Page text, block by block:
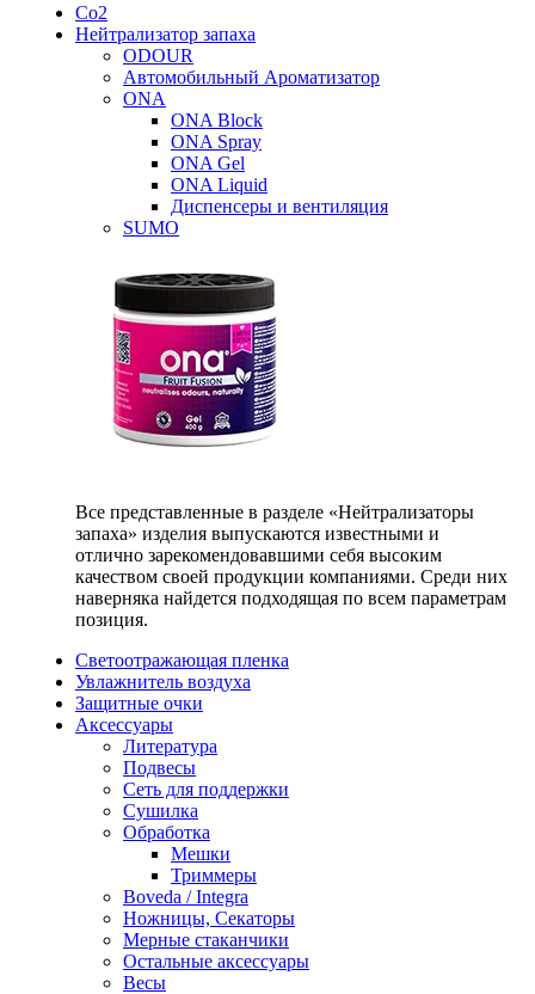
Со2
Нейтрализатор запаха
ODOUR
Автомобильный Ароматизатор
ONA
ONA Block
ONA Spray
ONA Gel
ONA Liquid
Диспенсеры и вентиляция
SUMO
Все представленные в разделе «Нейтрализаторы
запаха» изделия выпускаются известными и
отлично зарекомендовавшими себя высоким
качеством своей продукции компаниями. Среди них
наверняка найдется подходящая по всем параметрам
позиция.
Светоотражающая пленка
Увлажнитель воздуха
Защитные очки
Аксессуары
Литература
Подвесы
Сеть для поддержки
Сушилка
Обработка
Мешки
Триммеры
Boveda / Integra
Ножницы, Секаторы
Мерные стаканчики
Остальные аксессуары
Весы